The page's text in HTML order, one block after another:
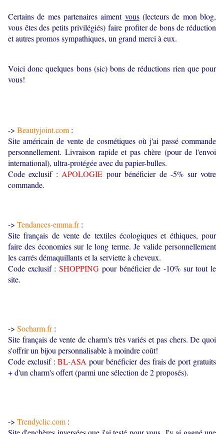
Certains de mes partenaires aiment vous(lecteurs de mon blog,
vous êtes des petits privilégiés) faire profiter de bons de réduction
et autres promos sympathiques, un grand merci à eux.
Voici donc quelques bons (sic) bons de réductions rien que pour
vous!
-> Beautyjoint.com :
Site américain de vente de cosmétiques où j'ai passé commande
personnellement. Livraison rapide et pas chère (pour de l'envoi
international), ultra-protégée avec du papier-bulles.
Code exclusif : APOLOGIE pour bénéficier de -5% sur votre
commande.
-> Tendances-emma.fr:
Site français de vente de textiles écologiques et éthiques, pour
faire des économies sur le long terme. Je valide personnellement
les carrés démaquillants et la serviette à cheveux.
Code exclusif :SHOPPING pour bénéficier de -10% sur tout le
site.
-> Socharm.fr:
Site français de vente de charm's très variés et pas chers. De quoi
s'offrir un bijou personnalisable à moindre coût!
Code exclusif :BL-ASA pour bénéficier des frais de port gratuits
+ d'un charm's offert (parmi une sélection de 2 proposés).
-> Trendyclic.com :